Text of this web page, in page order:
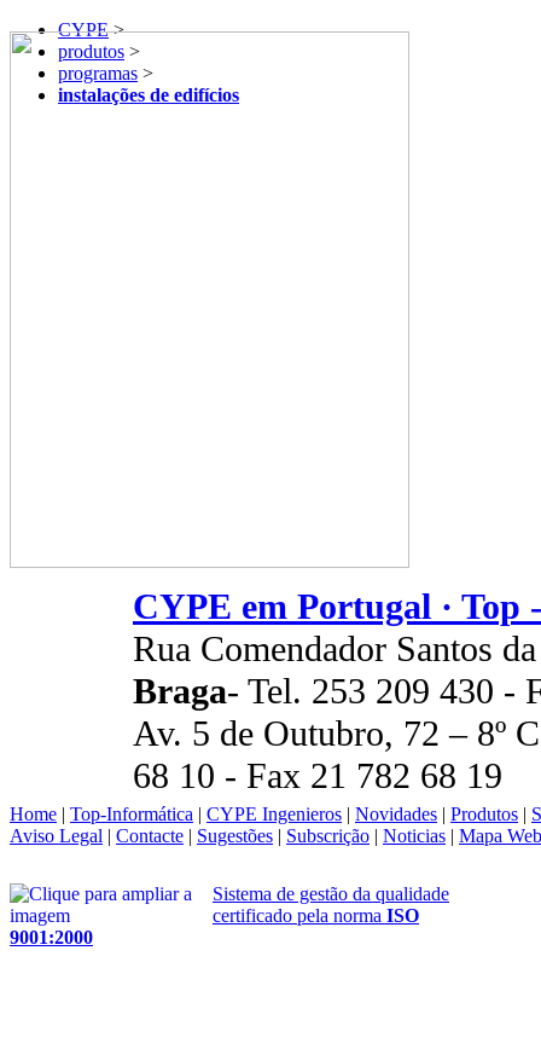
CYPE>
produtos >
programas >
instalações de edifícios
CYPE em Portugal ·
Rua Comendador Santos
Braga- Tel. 253 209 430 -
Av. 5 de Outubro, 72 – 8º
68 10 - Fax 21 782 68 19
Home | Top-Informática | CYPE Ingenieros | Novidades | Produtos |
Aviso Legal | Contacte | Sugestões | Subscrição | Noticias | Mapa Web
Sistema de gestão da qualidade
certificado pela norma ISO
9001:2000